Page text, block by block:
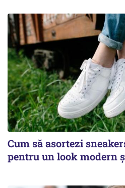
Cum să asortezi
pentru un look modern